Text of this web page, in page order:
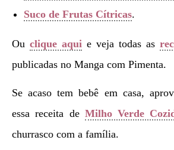
Suco de Frutas Cítricas.
Ou clique aqui e veja todas as
publicadas no Manga com Pimenta.
Se acaso tem bebê em casa,
essa receita de Milho Verde
churrasco com a família.